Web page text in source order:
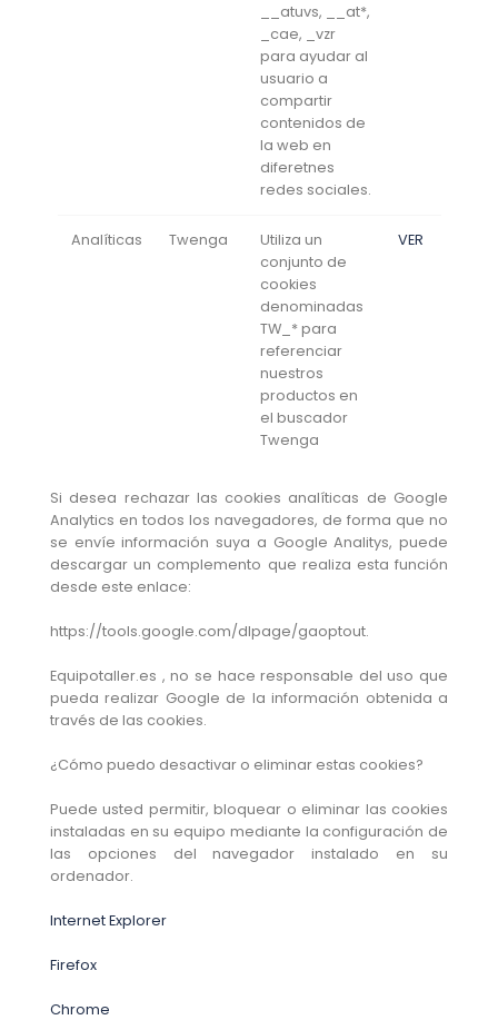
__atuvs, __at*,
_cae, _vzr
para ayudar al
usuario a
compartir
contenidos de
la web en
diferetnes
redes sociales.
Analíticas Twenga
Utiliza un
conjunto de
cookies
denominadas
TW_* para
referenciar
nuestros
productos en
el buscador
Twenga
VER
Si desea rechazar las cookies analíticas de Google
Analytics en todos los navegadores, de forma que no
se envíe información suya a Google Analitys, puede
descargar un complemento que realiza esta función
desde este enlace:
https://tools.google.com/dlpage/gaoptout.
Equipotaller.es , no se hace responsable del uso que
pueda realizar Google de la información obtenida a
través de las cookies.
¿Cómo puedo desactivar o eliminar estas cookies?
Puede usted permitir, bloquear o eliminar las cookies
instaladas en su equipo mediante la configuración de
las opciones del navegador instalado en su
ordenador.
Internet Explorer
Firefox
Chrome